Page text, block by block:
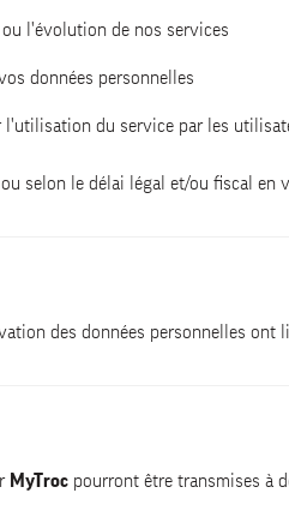
l'évolution de nos services
données personnelles
l'utilisation du service par les
selon le délai légal et/ou fiscal en
des données personnelles ont
MyTroc pourront être transmises à